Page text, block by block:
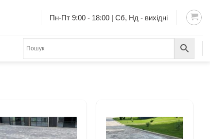
Пн-Пт 9:00 - 18:00 | Сб, Нд - вихідні